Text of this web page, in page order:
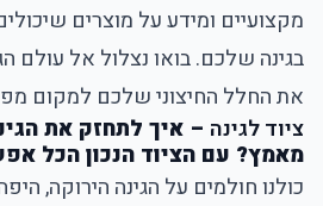
מקצועיים ומידע על מוצרים
בגינה שלכם. בואו נצלול אל עולם
את החלל החיצוני שלכם למקום
ציוד לגינה – איך לתחזק את
מאמץ? עם הציוד הנכון הכל
כולנו חולמים על הגינה הירוקה,